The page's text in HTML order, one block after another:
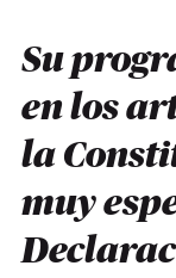
Su
en los
la
muy